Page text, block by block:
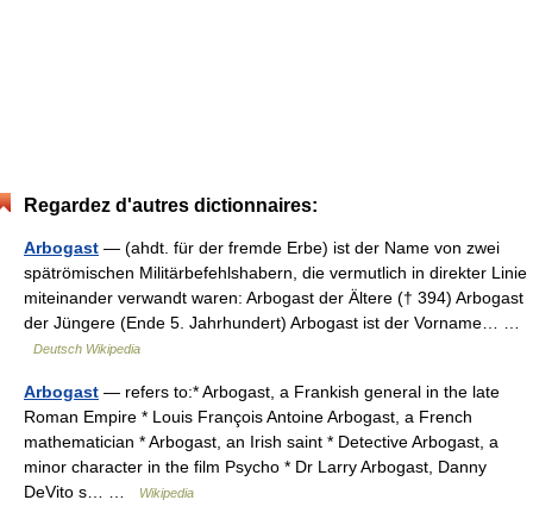
Regardez d'autres dictionnaires:
Arbogast — (ahdt. für der fremde Erbe) ist der Name von zwei
spätrömischen Militärbefehlshabern, die vermutlich in direkter Linie
miteinander verwandt waren: Arbogast der Ältere († 394) Arbogast
der Jüngere (Ende 5. Jahrhundert) Arbogast ist der Vorname… …
Deutsch Wikipedia
Arbogast — refers to:* Arbogast, a Frankish general in the late
Roman Empire * Louis François Antoine Arbogast, a French
mathematician * Arbogast, an Irish saint * Detective Arbogast, a
minor character in the film Psycho * Dr Larry Arbogast, Danny
DeVito s… …
Wikipedia